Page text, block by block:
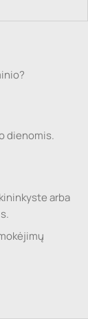
dienomis.
arba